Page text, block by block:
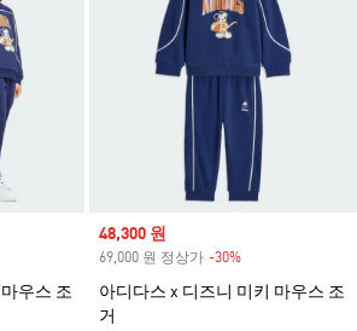
우스 조
Sale price
48,300 원
69,000 원 정상가 -30%
아디다스 x 디즈니 미키 마우스 조
거